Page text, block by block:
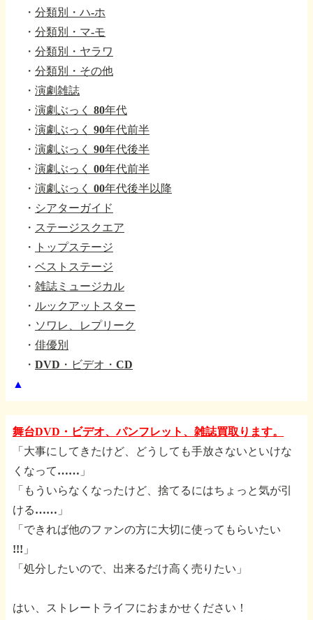
・ 分類別・ハ-ホ
・ 分類別・マ-モ
・ 分類別・ヤラワ
・ 分類別・その他
・ 演劇雑誌
・ 演劇ぶっく 80年代
・ 演劇ぶっく 90年代前半
・ 演劇ぶっく 90年代後半
・ 演劇ぶっく 00年代前半
・ 演劇ぶっく 00年代後半以降
・ シアターガイド
・ ステージスクエア
・
トップステージ
・ ベストステージ
・ 雑誌ミュージカル
・ ルックアットスター
・ ソワレ、レプリーク
・ 俳優別
・ DVD・ビデオ・CD
▲
舞台DVD・ビデオ、パンフレット、雑誌買取ります。
「大事にしてきたけど、どうしても手放さないといけな
くなって……」
「もういらなくなったけど、捨てるにはちょっと気が引
ける……」
「できれば他のファンの方に大切に使ってもらいたい
!!!」
「処分したいので、出来るだけ高く売りたい」
はい、ストレートライフにおまかせください！